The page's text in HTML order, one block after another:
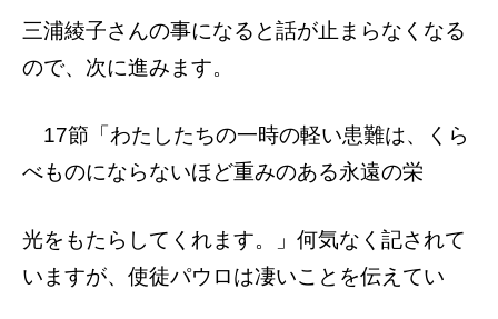
三浦綾子さんの事になると話が止まらなくなる
ので、次に進みます。
17節「わたしたちの一時の軽い患難は、く ら
べものにならないほど重みのある永遠の栄
光をもたらしてくれます。」何気なく記されて
いますが、使徒パウロは凄いことを伝えてい